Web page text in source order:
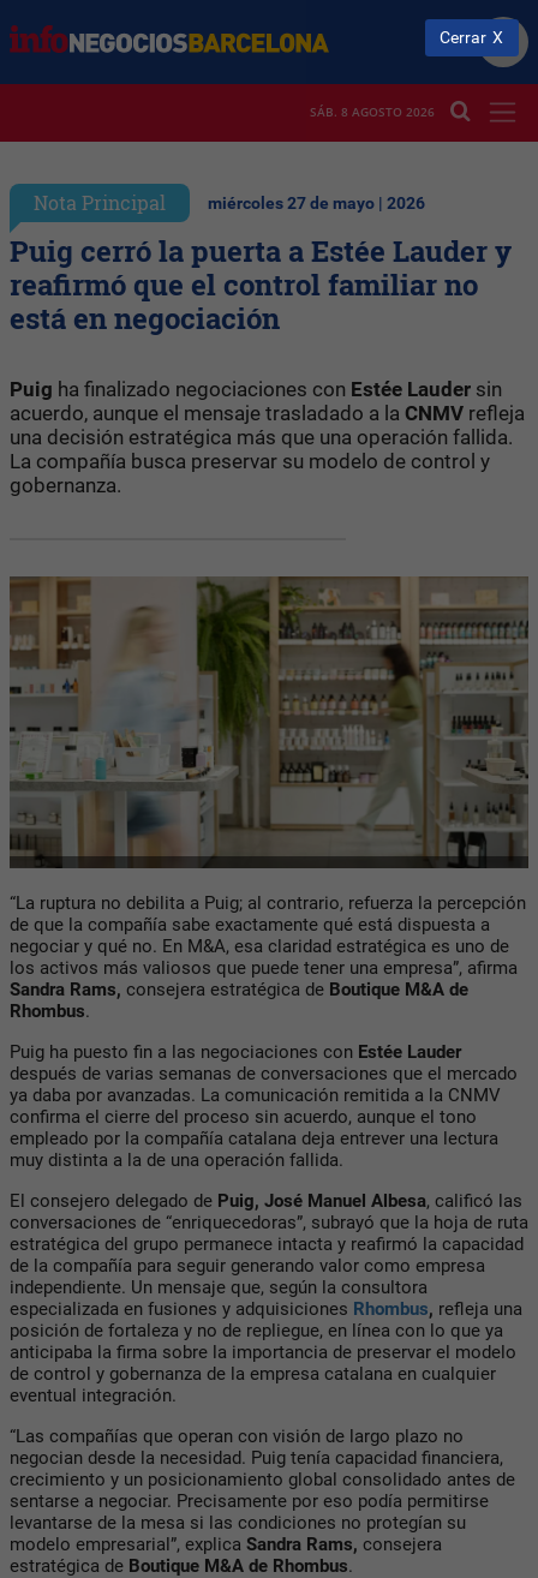
SÁB. 8 AGOSTO 2026
Nota Principal miércoles 27 de mayo | 2026
Puig cerró la puerta a Estée Lauder y
reafirmó que el control familiar no
está en negociación
Puig ha finalizado negociaciones con Estée Lauder sin
acuerdo, aunque el mensaje trasladado a la CNMV refleja
una decisión estratégica más que una operación fallida.
La compañía busca preservar su modelo de control y
gobernanza.
“La ruptura no debilita a Puig; al contrario, refuerza la percepción
de que la compañía sabe exactamente qué está dispuesta a
negociar y qué no. En M&A, esa claridad estratégica es uno de
los activos más valiosos que puede tener una empresa”, afirma
Sandra Rams, consejera estratégica de Boutique M&A de
Rhombus.
Puig ha puesto fin a las negociaciones con Estée Lauder
después de varias semanas de conversaciones que el mercado
ya daba por avanzadas. La comunicación remitida a la CNMV
confirma el cierre del proceso sin acuerdo, aunque el tono
empleado por la compañía catalana deja entrever una lectura
muy distinta a la de una operación fallida.
El consejero delegado de Puig, José Manuel Albesa, calificó las
conversaciones de “enriquecedoras”, subrayó que la hoja de ruta
estratégica del grupo permanece intacta y reafirmó la capacidad
de la compañía para seguir generando valor como empresa
independiente. Un mensaje que, según la consultora
especializada en fusiones y adquisiciones Rhombus, refleja una
posición de fortaleza y no de repliegue, en línea con lo que ya
anticipaba la firma sobre la importancia de preservar el modelo
de control y gobernanza de la empresa catalana en cualquier
eventual integración.
“Las compañías que operan con visión de largo plazo no
negocian desde la necesidad. Puig tenía capacidad financiera,
crecimiento y un posicionamiento global consolidado antes de
sentarse a negociar. Precisamente por eso podía permitirse
levantarse de la mesa si las condiciones no protegían su
modelo empresarial”, explica Sandra Rams, consejera
estratégica de Boutique M&A de Rhombus.
Cerrar